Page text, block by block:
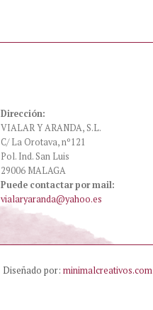
Dirección:
VIALAR Y ARANDA, S.L.
C/ La Orotava, nº121
Pol. Ind. San Luis
29006 MALAGA
Puede contactar por mail:
vialaryaranda@yahoo.es
Diseñado por: minimalcreativos.com